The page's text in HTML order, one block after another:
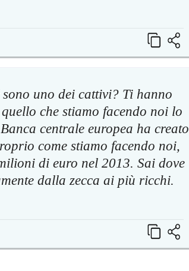
uno dei cattivi? Ti hanno
che stiamo facendo noi lo
centrale europea ha creato
come stiamo facendo noi,
di euro nel 2013. Sai dove
dalla zecca ai più ricchi.